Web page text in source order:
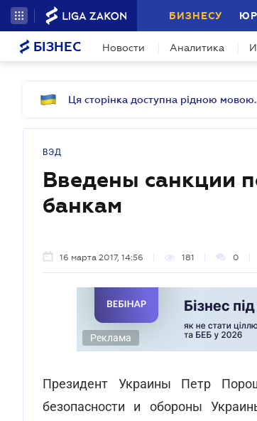
БИЗНЕСУ
БІЗНЕС Новости Аналитика
Ця сторінка доступна рідною мовою.
ВЭД
Введены санкции
банкам
16 марта 2017, 14:56 181 0
Реклама
Президент Украины Петр
безопасности и обороны